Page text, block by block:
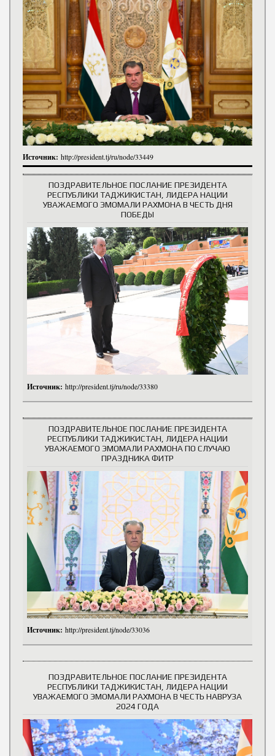
Источник: http://president.tj/ru/node/33449
ПОЗДРАВИТЕЛЬНОЕ ПОСЛАНИЕ ПРЕЗИДЕНТА
РЕСПУБЛИКИ ТАДЖИКИСТАН, ЛИДЕРА НАЦИИ
УВАЖАЕМОГО ЭМОМАЛИ РАХМОНА В ЧЕСТЬ ДНЯ
ПОБЕДЫ
Источник: http://president.tj/ru/node/33380
ПОЗДРАВИТЕЛЬНОЕ ПОСЛАНИЕ ПРЕЗИДЕНТА
РЕСПУБЛИКИ ТАДЖИКИСТАН, ЛИДЕРА НАЦИИ
УВАЖАЕМОГО ЭМОМАЛИ РАХМОНА ПО СЛУЧАЮ
ПРАЗДНИКА ФИТР
Источник: http://president.tj/node/33036
ПОЗДРАВИТЕЛЬНОЕ ПОСЛАНИЕ ПРЕЗИДЕНТА
РЕСПУБЛИКИ ТАДЖИКИСТАН, ЛИДЕРА НАЦИИ
УВАЖАЕМОГО ЭМОМАЛИ РАХМОНА В ЧЕСТЬ НАВРУЗА
2024 ГОДА